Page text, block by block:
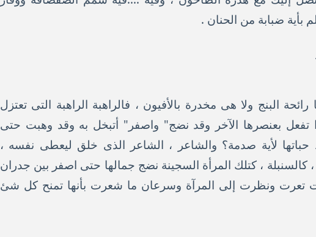
بأية ضبابة من الحنان .
البنج ولا هى مخدرة بالأفيون ، فالراهبة الراهبة التى تعتزل
تفعل بعنصرها الآخر وقد نضج" واصفر" أتبخل به وقد وهبت حتى
حباتها لأية صدمة؟ والشاعر ، الشاعر الذى خلق ليعطى نفسه ،
كالسنبلة ، كتلك المرأة السجينة نضج جمالها حتى اصفر بين جدران
تعرت ونظرت إلى المرآة وسرعان ما شعرت بأنها تمنح كل شئ